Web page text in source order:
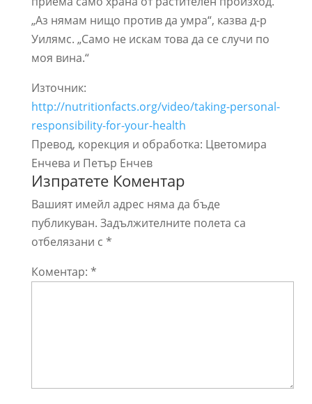
„Аз нямам нищо против да умра“, казва д-р
Уилямс. „Само не искам това да се случи по
моя вина.“
Източник:
http://nutritionfacts.org/video/taking-personal-
responsibility-for-your-health
Превод, корекция и обработка: Цветомира
Енчева и Петър Енчев
Изпратете Коментар
Вашият имейл адрес няма да бъде
публикуван. Задължителните полета са
отбелязани с *
Коментар: *